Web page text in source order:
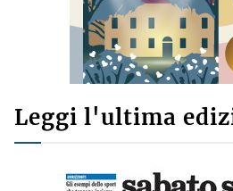
Leggi l'ultima